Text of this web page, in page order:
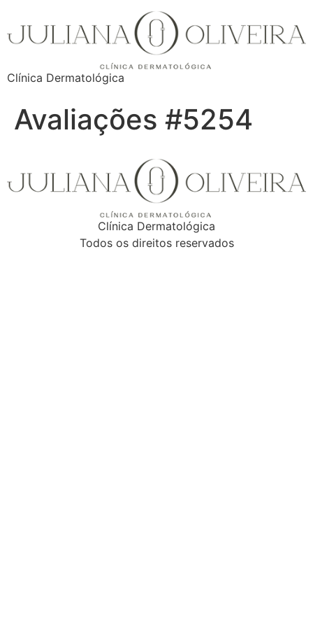
Clínica Dermatológica
Avaliações #5254
Clínica Dermatológica
Todos os direitos reservados